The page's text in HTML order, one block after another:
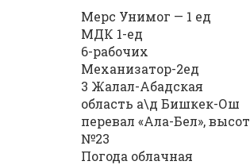
Мерс Унимог — 1 ед
МДК 1-ед
6-рабочих
Механизатор-2ед
3 Жалал-Абадская
область а\д Бишкек-Ош
перевал «Ала-Бел»,
№23
Погода облачная